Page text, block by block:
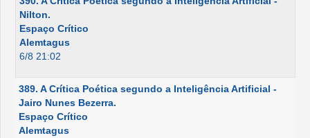
Nilton.
Espaço Crítico
Alemtagus
6/8 21:02
389. A Crítica Poética segundo a Inteligência Artificial -
Jairo Nunes Bezerra.
Espaço Crítico
Alemtagus